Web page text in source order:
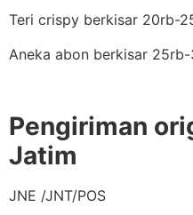
Teri crispy berkisar 20rb-
Aneka abon berkisar
Pengiriman
Jatim
JNE /JNT/POS